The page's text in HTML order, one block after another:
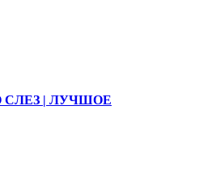
СЛЕЗ | ЛУЧШОЕ